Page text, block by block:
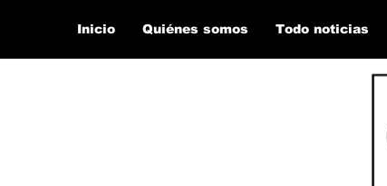
Inicio Quiénes somos Todo noticias